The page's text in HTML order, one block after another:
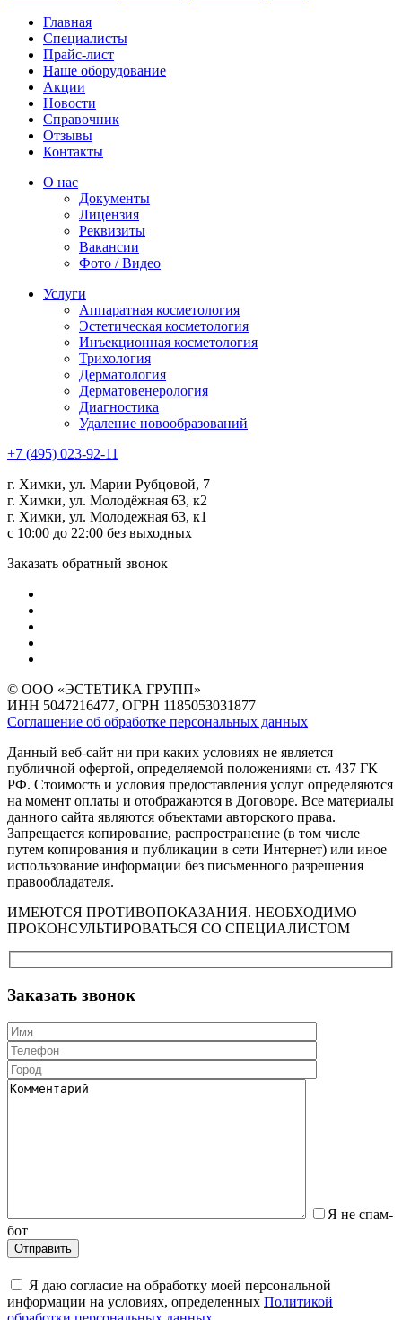
Главная
Специалисты
Прайс-лист
Наше оборудование
Акции
Новости
Справочник
Отзывы
Контакты
О нас
Документы
Лицензия
Реквизиты
Вакансии
Фото / Видео
Услуги
Аппаратная косметология
Эстетическая косметология
Инъекционная косметология
Трихология
Дермато­логия
Дерматовенерология
Диагностика
Удаление новообразований
+7 (495) 023-92-11
г. Химки, ул. Марии Рубцовой, 7
г. Химки, ул. Молодёжная 63, к2
г. Химки, ул. Молодежная 63, к1
с 10:00 до 22:00 без выходных
Заказать обратный звонок
© ООО «ЭСТЕТИКА ГРУПП»
ИНН 5047216477, ОГРН 1185053031877
Соглашение об обработке персональных данных
Данный веб-сайт ни при каких условиях не является
публичной офертой, определяемой положениями ст. 437 ГК
РФ. Стоимость и условия предоставления услуг определяются
на момент оплаты и отображаются в Договоре. Все материалы
данного сайта являются объектами авторского права.
Запрещается копирование, распространение (в том числе
путем копирования и публикации в сети Интернет) или иное
использование информации без письменного разрешения
правообладателя.
ИМЕЮТСЯ ПРОТИВОПОКАЗАНИЯ. НЕОБХОДИМО
ПРОКОНСУЛЬТИРОВАТЬСЯ СО СПЕЦИАЛИСТОМ
Заказать звонок
Я не спам-
бот
Я даю согласие на обработку моей персональной
информации на условиях, определенных Политикой